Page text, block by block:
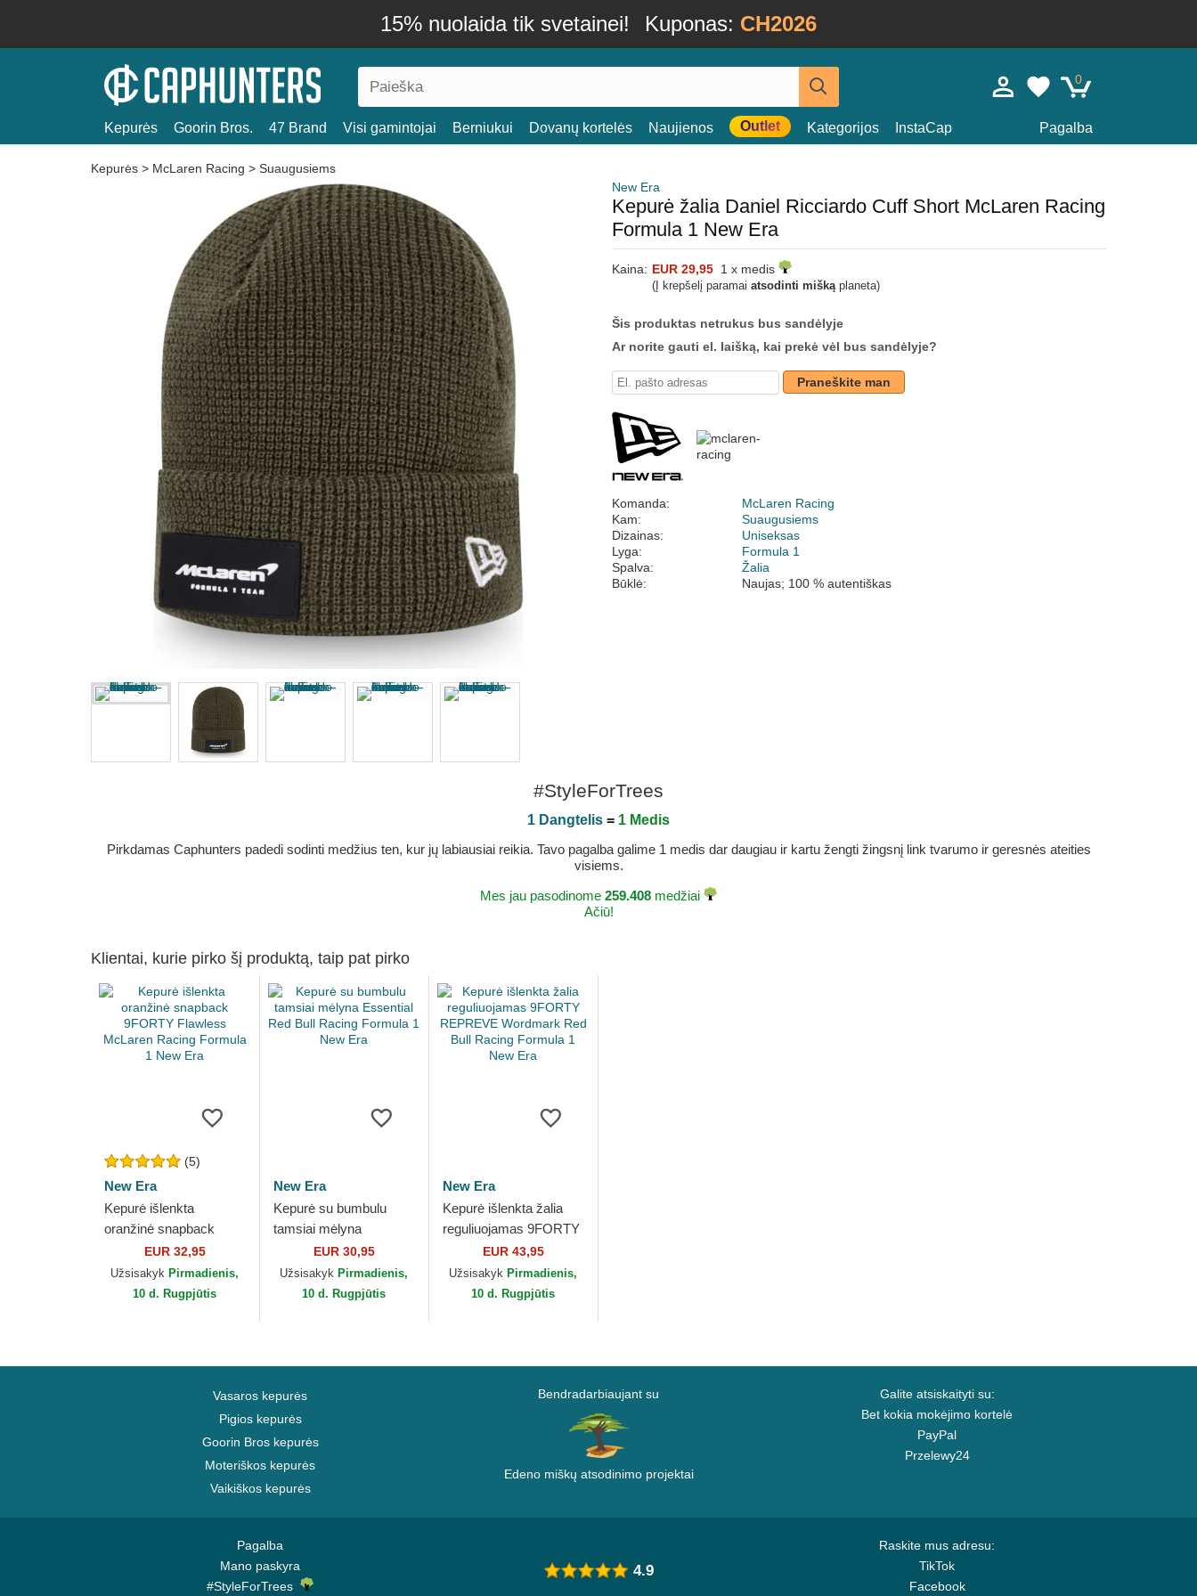
15% nuolaida tik svetainei! Kuponas: CH2026
0
Kepurės Goorin Bros. 47 Brand Visi gamintojai Berniukui Dovanų kortelės Naujienos Outlet Kategorijos InstaCap Pagalba
Kepurės > McLaren Racing > Suaugusiems
New Era
Kepurė žalia Daniel Ricciardo Cuff Short McLaren Racing
Formula 1 New Era
Kaina: EUR 29,95 1 x medis
(Į krepšelį paramai atsodinti miškąplaneta)
Šis produktas netrukus bus sandėlyje
Ar norite gauti el. laišką, kai prekė vėl bus sandėlyje?
Praneškite man
Komanda:
McLaren Racing
Kam:
Suaugusiems
Dizainas:
Uniseksas
Lyga:
Formula 1
Spalva:
Žalia
Būklė:
Naujas; 100 % autentiškas
#StyleForTrees
1 Dangtelis = 1 Medis
Pirkdamas Caphunters padedi sodinti medžius ten, kur jų labiausiai reikia. Tavo pagalba galime 1 medis dar daugiau ir kartu žengti žingsnį link tvarumo ir geresnės ateities
visiems.
Mes jau pasodinome 259.408 medžiai
Ačiū!
Klientai, kurie pirko šį produktą, taip pat pirko
(5)
New Era
Kepurė išlenkta
oranžinė snapback
9FORTY Flawless
McLaren Racing
Formula 1 New Era
EUR 32,95
Užsisakyk Pirmadienis,
10 d. Rugpjūtis
New Era
Kepurė su bumbulu
tamsiai mėlyna
Essential Red Bull
Racing Formula 1 New
EUR 30,95
Užsisakyk Pirmadienis,
10 d. Rugpjūtis
New Era
Kepurė išlenkta žalia
reguliuojamas 9FORTY
REPREVE Wordmark
Red Bull Racing
Formula 1 New Era
EUR 43,95
Užsisakyk Pirmadienis,
10 d. Rugpjūtis
Vasaros kepurės
Pigios kepurės
Goorin Bros kepurės
Moteriškos kepurės
Vaikiškos kepurės
Bendradarbiaujant su
Edeno miškų atsodinimo projektai
Galite atsiskaityti su:
Bet kokia mokėjimo kortelė
PayPal
Przelewy24
Pagalba
Mano paskyra
#StyleForTrees
Raskite mus adresu:
TikTok
Facebook
4.9